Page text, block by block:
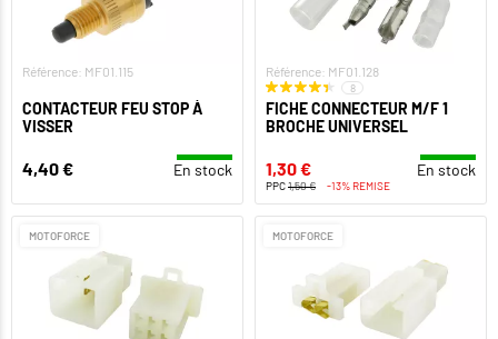
Référence: MF01.115
CONTACTEUR FEU STOP À
VISSER
4,40 € En stock
Référence: MF01.128
8
FICHE CONNECTEUR M/F 1
BROCHE UNIVERSEL
1,30 € En stock
PPC1,50 € -13% REMISE
MOTOFORCE MOTOFORCE